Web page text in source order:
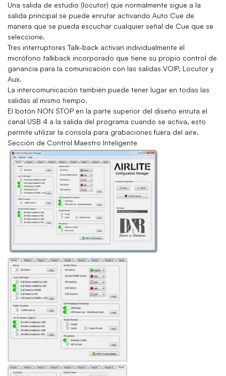
Una salida de estudio (locutor) que normalmente sigue a la
salida principal se puede enrutar activando Auto Cue de
manera que se pueda escuchar cualquier señal de Cue que se
seleccione.
Tres interruptores Talk-back activan individualmente el
micrófono talkback incorporado que tiene su propio control de
ganancia para la comunicación con las salidas VOIP, Locutor y
Aux.
La intercomunicación también puede tener lugar en todas las
salidas al mismo tiempo.
El botón NON STOP en la parte superior del diseño enruta el
canal USB 4 a la salida del programa cuando se activa, esto
permite utilizar la consola para grabaciones fuera del aire.
Sección de Control Maestro Inteligente